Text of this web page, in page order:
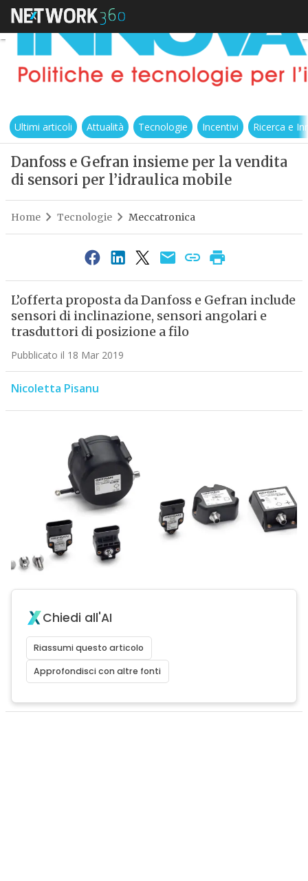
Ultimi articoli Attualità Tecnologie Incentivi Ricerca e
Danfoss e Gefran insieme per la vendita
di sensori per l’idraulica mobile
Home Tecnologie Meccatronica
L’offerta proposta da Danfoss e Gefran include
sensori di inclinazione, sensori angolari e
trasduttori di posizione a filo
Pubblicato il 18 Mar 2019
Nicoletta Pisanu
Chiedi all'AI
Riassumi questo articolo
Approfondisci con altre fonti